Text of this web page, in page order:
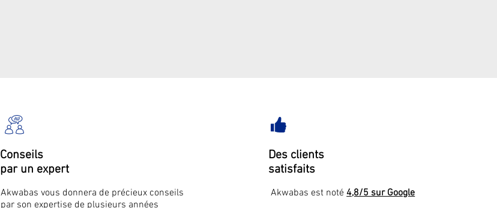
Conseils
par un expert
Akwabas vous donnera de précieux conseils
par son expertise de plusieurs années
Des clients
satisfaits
Akwabas est noté 4,8/5 sur Google